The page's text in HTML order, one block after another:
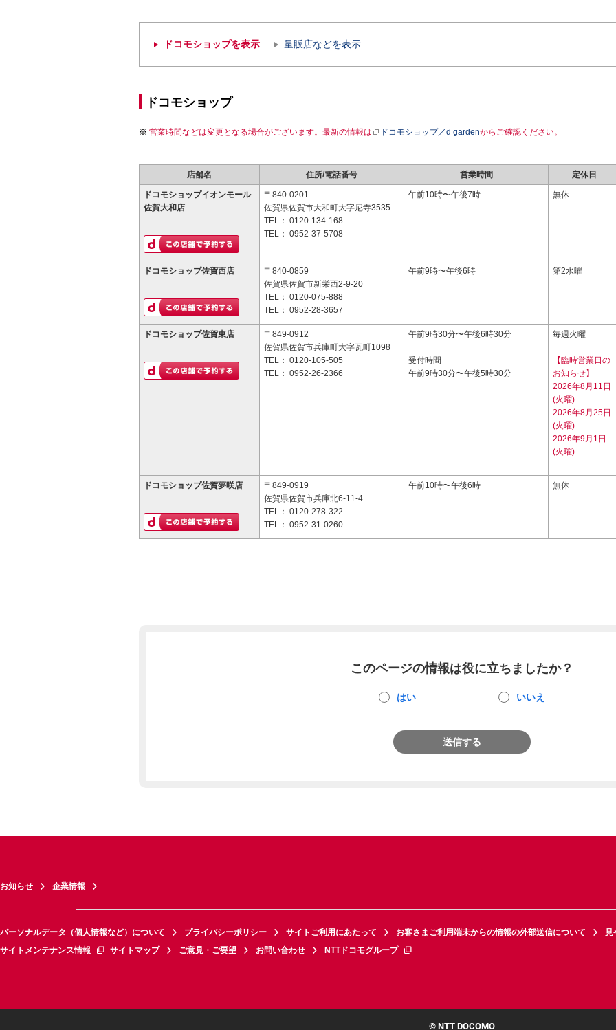
ドコモショップを表示 量販店などを表示
ドコモショップ
営業時間などは変更となる場合がございます。最新の情報は ドコモショップ／d gardenからご確認ください。
店舗名 住所/電話番号 営業時間 定休日
ドコモショップイオンモール
佐賀大和店
〒840-0201
佐賀県佐賀市大和町大字尼寺3535
TEL： 0120-134-168
TEL： 0952-37-5708
午前10時〜午後7時 無休
ドコモショップ佐賀西店
〒840-0859
佐賀県佐賀市新栄西2-9-20
TEL： 0120-075-888
TEL： 0952-28-3657
午前9時〜午後6時 第2水曜
ドコモショップ佐賀東店
〒849-0912
佐賀県佐賀市兵庫町大字瓦町1098
TEL： 0120-105-505
TEL： 0952-26-2366
午前9時30分〜午後6時30分
受付時間
午前9時30分〜午後5時30分
毎週火曜
【臨時営業日の
お知らせ】
2026年8月11日
(火曜)
2026年8月25日
(火曜)
2026年9月1日
(火曜)
ドコモショップ佐賀夢咲店
〒849-0919
佐賀県佐賀市兵庫北6-11-4
TEL： 0120-278-322
TEL： 0952-31-0260
午前10時〜午後6時 無休
このページの情報は役に立ちましたか？
はい いいえ
送信する
お知らせ 企業情報
パーソナルデータ（個人情報など）について プライバシーポリシー サイトご利用にあたって お客さまご利用端末からの情報の外部送信について
見
サイトメンテナンス情報
サイトマップ ご意見・ご要望 お問い合わせ NTTドコモグループ
© NTT DOCOMO